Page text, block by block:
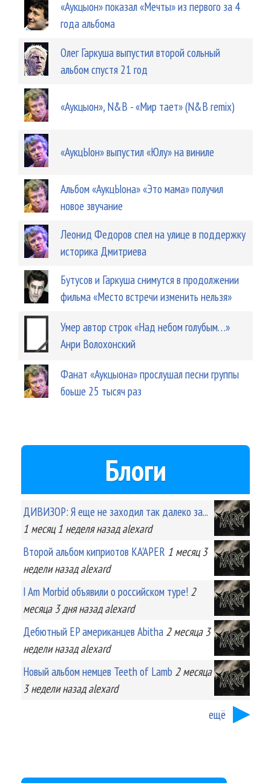
«Аукцыон» показал «Мечты» из первого за 4
года альбома
Олег Гаркуша выпустил второй сольный
альбом спустя 21 год
«Аукцыон», N&B - «Мир тает» (N&B remix)
«АукцЫон» выпустил «Юлу» на виниле
Альбом «АукцЫона» «Это мама» получил
новое звучание
Леонид Федоров спел на улице в поддержку
историка Дмитриева
Бутусов и Гаркуша снимутся в продолжении
фильма «Место встречи изменить нельзя»
Умер автор строк «Над небом голубым…»
Анри Волохонский
Фанат «Аукцыона» прослушал песни группы
боьше 25 тысяч раз
Блоги
ДИВИЗОР: Я еще не заходил так далеко за...
1 месяц 1 неделяназад alexard
Второй альбом киприотов KA'APER 1 месяц 3
неделиназад alexard
I Am Morbid объявили о российском туре! 2
месяца 3 дняназад alexard
Дебютный EP американцев Abitha 2 месяца 3
неделиназад alexard
Новый альбом немцев Teeth of Lamb 2 месяца
3 неделиназад alexard
ещё